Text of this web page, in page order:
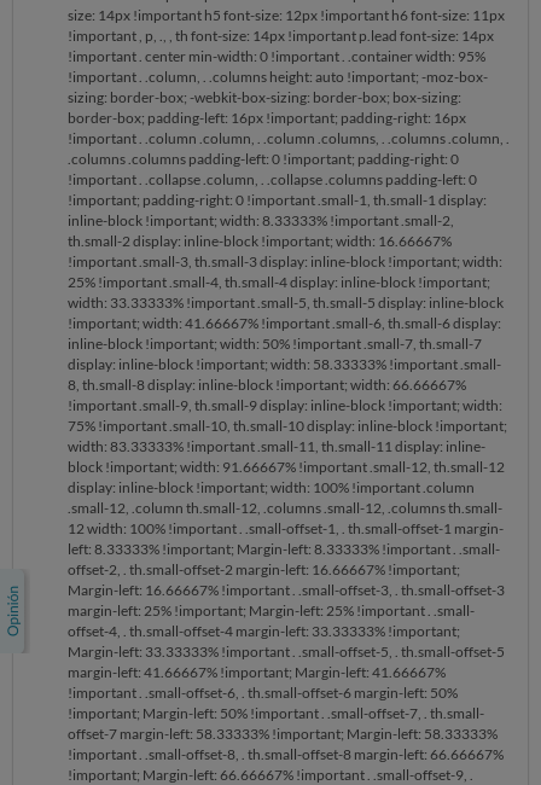
size: 14px !important h5 font-size: 12px !important h6 font-size: 11px
!important , p, ., , th font-size: 14px !important p.lead font-size: 14px
!important . center min-width: 0 !important . .container width: 95%
!important . .column, . .columns height: auto !important; -moz-box-
sizing: border-box; -webkit-box-sizing: border-box; box-sizing:
border-box; padding-left: 16px !important; padding-right: 16px
!important . .column .column, . .column .columns, . .columns .column, .
.columns .columns padding-left: 0 !important; padding-right: 0
!important . .collapse .column, . .collapse .columns padding-left: 0
!important; padding-right: 0 !important .small-1, th.small-1 display:
inline-block !important; width: 8.33333% !important .small-2,
th.small-2 display: inline-block !important; width: 16.66667%
!important .small-3, th.small-3 display: inline-block !important; width:
25% !important .small-4, th.small-4 display: inline-block !important;
width: 33.33333% !important .small-5, th.small-5 display: inline-block
!important; width: 41.66667% !important .small-6, th.small-6 display:
inline-block !important; width: 50% !important .small-7, th.small-7
display: inline-block !important; width: 58.33333% !important .small-
8, th.small-8 display: inline-block !important; width: 66.66667%
!important .small-9, th.small-9 display: inline-block !important; width:
75% !important .small-10, th.small-10 display: inline-block !important;
width: 83.33333% !important .small-11, th.small-11 display: inline-
block !important; width: 91.66667% !important .small-12, th.small-12
display: inline-block !important; width: 100% !important .column
.small-12, .column th.small-12, .columns .small-12, .columns th.small-
12 width: 100% !important . .small-offset-1, . th.small-offset-1 margin-
left: 8.33333% !important; Margin-left: 8.33333% !important . .small-
offset-2, . th.small-offset-2 margin-left: 16.66667% !important;
Margin-left: 16.66667% !important . .small-offset-3, . th.small-offset-3
margin-left: 25% !important; Margin-left: 25% !important . .small-
offset-4, . th.small-offset-4 margin-left: 33.33333% !important;
Margin-left: 33.33333% !important . .small-offset-5, . th.small-offset-5
margin-left: 41.66667% !important; Margin-left: 41.66667%
!important . .small-offset-6, . th.small-offset-6 margin-left: 50%
!important; Margin-left: 50% !important . .small-offset-7, . th.small-
offset-7 margin-left: 58.33333% !important; Margin-left: 58.33333%
!important . .small-offset-8, . th.small-offset-8 margin-left: 66.66667%
!important; Margin-left: 66.66667% !important . .small-offset-9, .